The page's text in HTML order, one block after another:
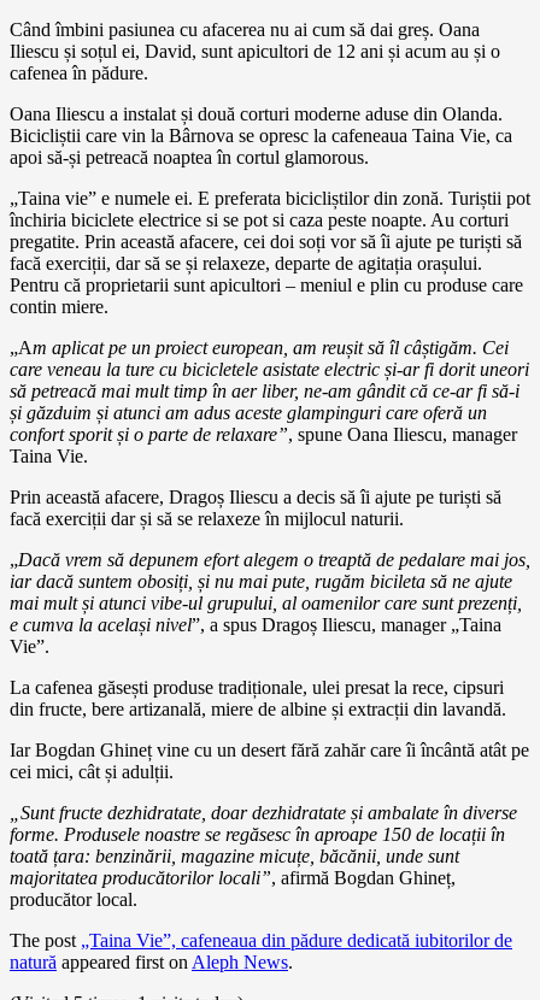
Când îmbini pasiunea cu afacerea nu ai cum să dai greș. Oana
Iliescu și soțul ei, David, sunt apicultori de 12 ani și acum au și o
cafenea în pădure.
Oana Iliescu a instalat și două corturi moderne aduse din Olanda.
Bicicliștii care vin la Bârnova se opresc la cafeneaua Taina Vie, ca
apoi să-și petreacă noaptea în cortul glamorous.
„Taina vie” e numele ei. E preferata bicicliștilor din zonă. Turiștii pot
închiria biciclete electrice si se pot si caza peste noapte. Au corturi
pregatite. Prin această afacere, cei doi soți vor să îi ajute pe turiști să
facă exerciții, dar să se și relaxeze, departe de agitația orașului.
Pentru că proprietarii sunt apicultori – meniul e plin cu produse care
contin miere.
„Am aplicat pe un proiect european, am reușit să îl câștigăm. Cei
care veneau la ture cu bicicletele asistate electric și-ar fi dorit uneori
să petreacă mai mult timp în aer liber, ne-am gândit că ce-ar fi să-i
și găzduim și atunci am adus aceste glampinguri care oferă un
confort sporit și o parte de relaxare”, spune Oana Iliescu, manager
Taina Vie.
Prin această afacere, Dragoș Iliescu a decis să îi ajute pe turiști să
facă exerciții dar și să se relaxeze în mijlocul naturii.
„Dacă vrem să depunem efort alegem o treaptă de pedalare mai jos,
iar dacă suntem obosiți, și nu mai pute, rugăm bicileta să ne ajute
mai mult și atunci vibe-ul grupului, al oamenilor care sunt prezenți,
e cumva la același nivel”, a spus Dragoș Iliescu, manager „Taina
Vie”.
La cafenea găsești produse tradiționale, ulei presat la rece, cipsuri
din fructe, bere artizanală, miere de albine și extracții din lavandă.
Iar Bogdan Ghineț vine cu un desert fără zahăr care îi încântă atât pe
cei mici, cât și adulții.
„Sunt fructe dezhidratate, doar dezhidratate și ambalate în diverse
forme. Produsele noastre se regăsesc în aproape 150 de locații în
toată țara: benzinării, magazine micuțe, băcănii, unde sunt
majoritatea producătorilor locali”, afirmă Bogdan Ghineț,
producător local.
The post „Taina Vie”, cafeneaua din pădure dedicată iubitorilor de
natură appeared first on Aleph News.